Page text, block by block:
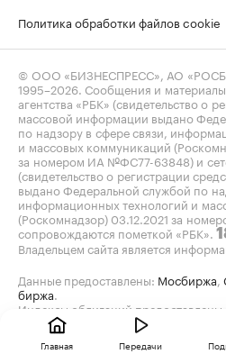
Политика обработки файлов cookie
© ООО «БИЗНЕСПРЕСС», АО
1995–2026 . Сообщения и
агентства «РБК» (свидетельство о
массовой информации выдано
по надзору в сфере связи,
и массовых коммуникаций
за номером ИА №ФС77-63848) и
(свидетельство о регистрации
выдано Федеральной службой по
информационных технологий и
(Роскомнадзор) 03.12.2021 за
сопровождаются пометкой «РБК».
Владельцем сайта является
Данные предоставлены: Мосбиржа
биржа
Индексы облигаций предоставлены
Главная Передачи